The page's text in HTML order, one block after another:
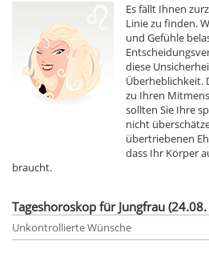
Es fällt Ihnen
Linie zu finden.
und Gefühle
diese
Überheblichkeit.
zu Ihren
sollten Sie Ihre
nicht
übertriebenen
dass Ihr Körper
braucht.
Tageshoroskop für Jungfrau
Unkontrollierte Wünsche